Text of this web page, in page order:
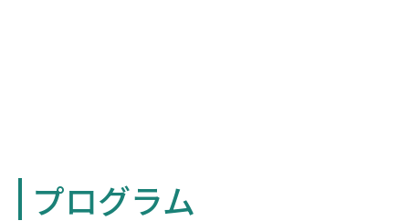
プログラム